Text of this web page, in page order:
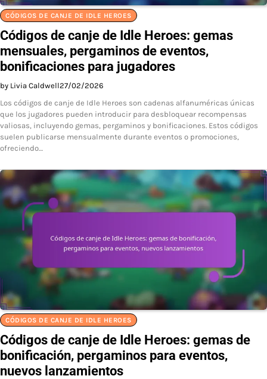
CÓDIGOS DE CANJE DE IDLE HEROES
Códigos de canje de Idle Heroes: gemas
mensuales, pergaminos de eventos,
bonificaciones para jugadores
by Livia Caldwell27/02/2026
Los códigos de canje de Idle Heroes son cadenas alfanuméricas únicas
que los jugadores pueden introducir para desbloquear recompensas
valiosas, incluyendo gemas, pergaminos y bonificaciones. Estos códigos
suelen publicarse mensualmente durante eventos o promociones,
ofreciendo…
CÓDIGOS DE CANJE DE IDLE HEROES
Códigos de canje de Idle Heroes: gemas de
bonificación, pergaminos para eventos,
nuevos lanzamientos